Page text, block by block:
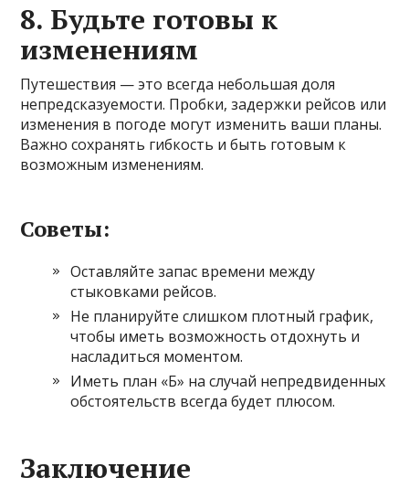
8. Будьте готовы к
изменениям
Путешествия — это всегда небольшая доля
непредсказуемости. Пробки, задержки рейсов или
изменения в погоде могут изменить ваши планы.
Важно сохранять гибкость и быть готовым к
возможным изменениям.
Советы:
Оставляйте запас времени между
стыковками рейсов.
Не планируйте слишком плотный график,
чтобы иметь возможность отдохнуть и
насладиться моментом.
Иметь план «Б» на случай непредвиденных
обстоятельств всегда будет плюсом.
Заключение